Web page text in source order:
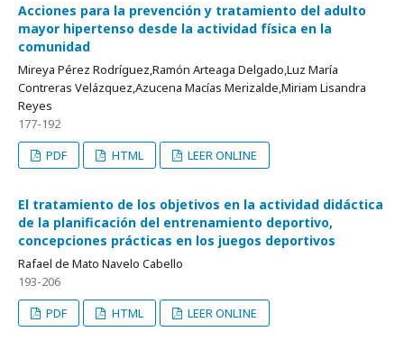
Acciones para la prevención y tratamiento del adulto
mayor hipertenso desde la actividad física en la
comunidad
Mireya Pérez Rodríguez,Ramón Arteaga Delgado,Luz María
Contreras Velázquez,Azucena Macías Merizalde,Miriam Lisandra
Reyes
177-192
PDF
HTML LEER ONLINE
El tratamiento de los objetivos en la actividad didáctica
de la planificación del entrenamiento deportivo,
concepciones prácticas en los juegos deportivos
Rafael de Mato Navelo Cabello
193-206
PDF
HTML LEER ONLINE